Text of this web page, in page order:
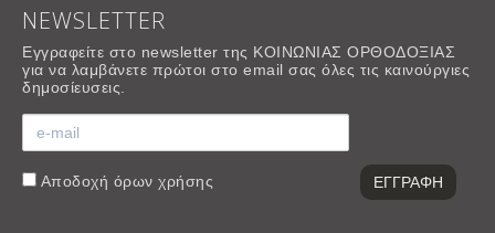
NEWSLETTER
Εγγραφείτε στο newsletter της ΚΟΙΝΩΝΙΑΣ ΟΡΘΟΔΟΞΙΑΣ
για να λαμβάνετε πρώτοι στο email σας όλες τις καινούργιες
δημοσίευσεις.
Αποδοχή όρων χρήσης